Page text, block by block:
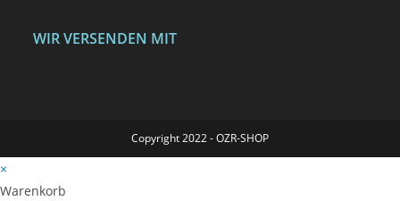
WIR VERSENDEN MIT
Copyright 2022 - OZR-SHOP
×
Warenkorb